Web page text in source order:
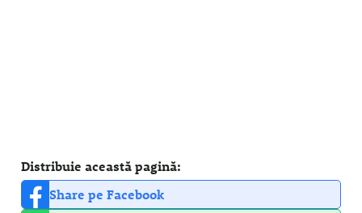
Distribuie această pagină:
Share pe Facebook